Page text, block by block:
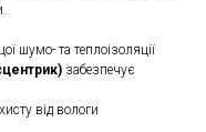
шумо- та теплоізоляції
забезпечує
від вологи